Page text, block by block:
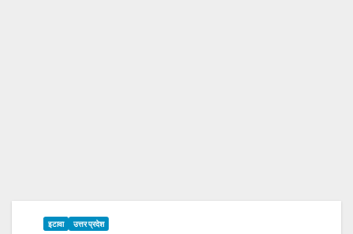
इटावा उत्तर प्रदेश